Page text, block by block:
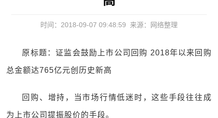
时间：2018-09-07 09:48:59 来源：网络整理
原标题：证监会鼓励上市公司回购 2018年以来回购
总金额达765亿元创历史新高
回购、增持，当市场行情低迷时，这些手段往往成
为上市公司提振股价的手段。